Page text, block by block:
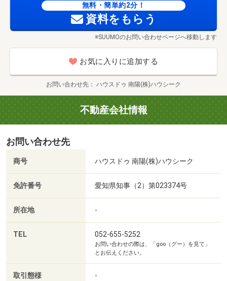
■【役所】蟹江町役場（約1700m・徒歩22分）
お客様のご予定に合わせて
ごゆっくりとご見学いただくことができます♪
HPに載っていない物件もご案内可能です
・1時間コース：30分コースに加え、住宅ローンのご相談
・2時間コース：1時間コースに加え、周辺環境のご案内
です
しつこい営業は致しませんのでご安心していただけます。
見るだけ・聞くだけOK！のハウスドゥ南陽へお問い合わせ
ください♪
●●●●●住宅ローン相談会のお知らせ●●●●●
ぜひハウスドゥ南陽にご相談ください！
無料・簡単約2分！
資料をもらう
※SUUMOのお問い合わせページへ移動します
お気に入りに追加する
お問い合わせ先 ハウスドゥ 南陽(株)ハウシーク
不動産会社情報
お問い合わせ先
商号 ハウスドゥ 南陽(株)ハウシーク
免許番号 愛知県知事（2）第023374号
所在地 -
TEL 052-655-5252
お問い合わせの際は、「goo（グー）を見て」
とお伝えください。
取引態様 -